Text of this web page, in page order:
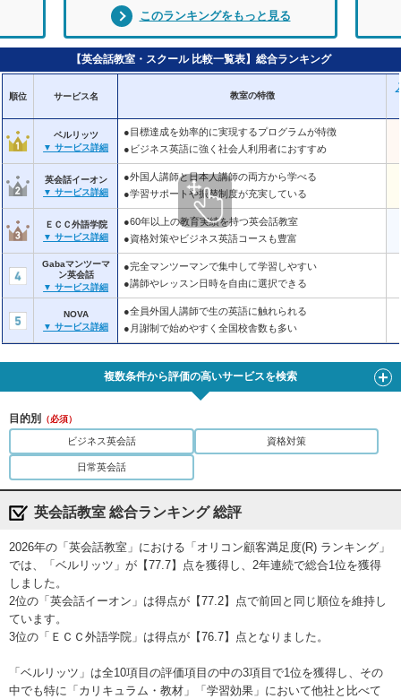
このランキングをもっと見る
【英会話教室・スクール 比較一覧表】総合ランキング
順位 サービス名 教室の特徴
ベルリッツ
▼ サービス詳細
●目標達成を効率的に実現するプログラムが特徴
●ビジネス英語に強く社会人利用者におすすめ
英会話イーオン
▼ サービス詳細
●外国人講師と日本人講師の両方から学べる
●学習サポートや振替制度が充実している
ＥＣＣ外語学院
▼ サービス詳細
●60年以上の教育実績を持つ英会話教室
●資格対策やビジネス英語コースも豊富
Gabaマンツーマ
ン英会話
▼ サービス詳細
●完全マンツーマンで集中して学習しやすい
●講師やレッスン日時を自由に選択できる
NOVA
▼ サービス詳細
●全員外国人講師で生の英語に触れられる
●月謝制で始めやすく全国校舎数も多い
複数条件から評価の高いサービスを検索
目的別 （必須）
ビジネス英会話 資格対策
日常英会話
英会話教室 総合ランキング 総評
2026年の「英会話教室」における「オリコン顧客満足度(R) ランキング」
では、「ベルリッツ」が【77.7】点を獲得し、2年連続で総合1位を獲得
しました。
2位の「英会話イーオン」は得点が【77.2】点で前回と同じ順位を維持し
ています。
3位の「ＥＣＣ外語学院」は得点が【76.7】点となりました。
「ベルリッツ」は全10項目の評価項目の中の3項目で1位を獲得し、その
中でも特に「カリキュラム・教材」「学習効果」において他社と比べて